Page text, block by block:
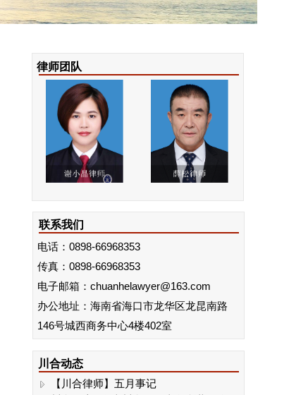
律师团队
联系我们
电话：0898-66968353
传真： 0898-66968353
电子邮箱：chuanhelawyer@163.com
办公地址：海南省海口市龙华区龙昆南路
146号城西商务中心4楼402室
川合动态
川合动态 | 我所黄星豪律师赴北京人民大
学法学院参加海南省律师协会2026年第一
期青年律师职业能力提升培训班
话实施电信诈骗的郑重公告
川合动态 | 法治阳光照进校园，守护青春
助成长——海南川合律所公益普法走进东
郊中学
【川合律师】五月事记
川合动态 | 海南川合律师事务所黄循锐律